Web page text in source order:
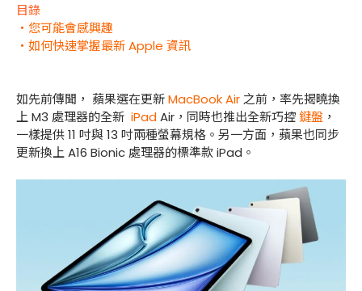
目錄
・您可能會感興趣
・如何快速掌握最新 Apple 資訊
如先前傳聞， 蘋果選在更新MacBook Air 之前，率先揭曉換
上 M3 處理器的全新 iPadAir，同時也推出全新巧控鍵盤 ，
一樣提供 11 吋與 13 吋兩種螢幕規格。另一方面，蘋果也同步
更新換上 A16 Bionic 處理器的標準款 iPad。